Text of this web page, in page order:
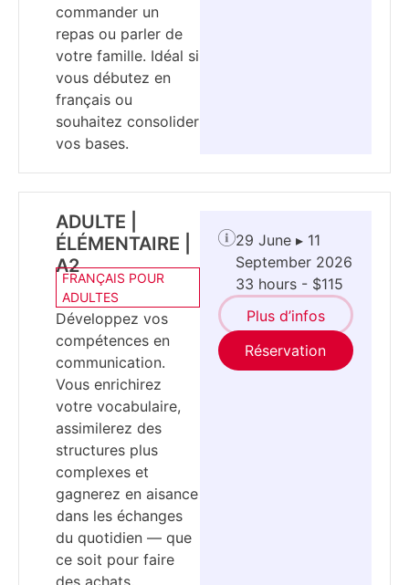
commander un
repas ou parler de
votre famille. Idéal si
vous débutez en
français ou
souhaitez consolider
vos bases.
ADULTE |
ÉLÉMENTAIRE |
A2
FRANÇAIS POUR
ADULTES
Développez vos
compétences en
communication.
Vous enrichirez
votre vocabulaire,
assimilerez des
structures plus
complexes et
gagnerez en aisance
dans les échanges
du quotidien — que
ce soit pour faire
des achats,
29 June ▸ 11
September 2026
33 hours - $115
Plus d’infos
Réservation